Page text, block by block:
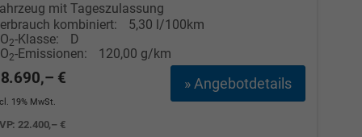
mit Tageszulassung
kombiniert:
5,30 l/100km
2-Klasse:
D
2-Emissionen: 120,00 g/km
» Angebotdetails
€
19% MwSt.
22.400,– €Elvedin Calakovic